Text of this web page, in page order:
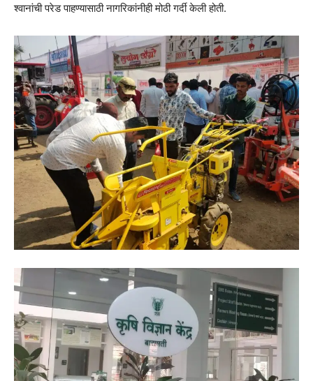
श्वानांची परेड पाहण्यासाठी नागरिकांनीही मोठी गर्दी केली होती.